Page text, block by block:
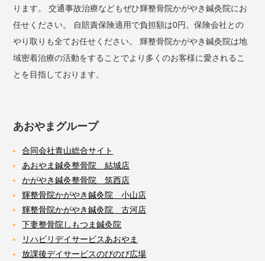
ります。 交通事故治療などもぜひ輝整骨院かがやき鍼灸院にお
任せください。 自賠責保険適用で負担額は0円。保険会社との
やり取りも全てお任せください。 輝整骨院かがやき鍼灸院は地
域密着治療の活動をすることでより多くのお客様に愛されるこ
とを目指しております。
あおやまグループ
合同会社青山総合サイト
あおやま鍼灸整骨院 結城店
かがやき鍼灸整骨院 筑西店
輝整骨院かがやき鍼灸院 小山店
輝整骨院かがやき鍼灸院 古河店
下妻整骨院しもつま鍼灸院
リハビリデイサービスあおやま
放課後デイサービスのびのび広場